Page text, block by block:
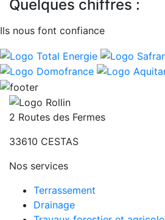
Quelques chiffres :
Ils nous font confiance
2 Routes des Fermes
33610 CESTAS
Nos services
Terrassement
Drainage